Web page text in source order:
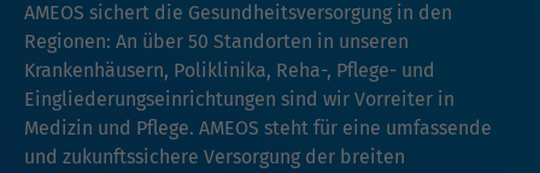
AMEOS sichert die Gesundheitsversorgung in den
Regionen: An über 50 Standorten in unseren
Krankenhäusern, Poliklinika, Reha-, Pflege- und
Eingliederungseinrichtungen sind wir Vorreiter in
Medizin und Pflege. AMEOS steht für eine umfassende
und zukunftssichere Versorgung der breiten